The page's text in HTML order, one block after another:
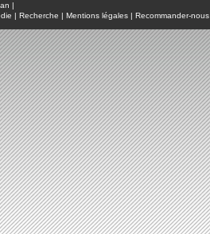
|
| Recherche | Mentions légales | Recommander-nous